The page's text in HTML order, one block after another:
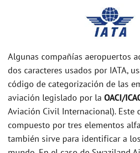
Algunas compañías aeropuertos
dos caracteres usados por IATA,
código de categorización de las
aviación legislado por la OACI/
Aviación Civil Internacional). Este
compuesto por tres elementos
también sirve para identificar a